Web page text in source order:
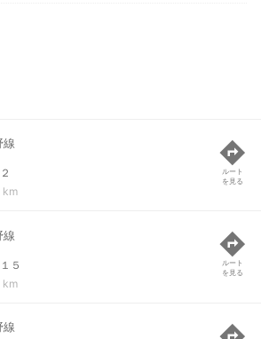
線
km
ルート
を見る
線
５
km
ルート
を見る
線